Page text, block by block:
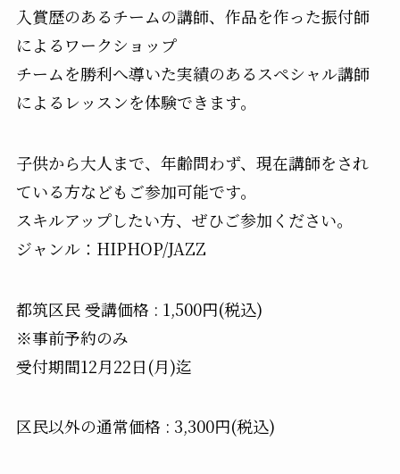
入賞歴のあるチームの講師、作品を作った振付師
によるワークショップ
チームを勝利へ導いた実績のあるスペシャル講師
によるレッスンを体験できます。
子供から大人まで、年齢問わず、現在講師をされ
ている方などもご参加可能です。
スキルアップしたい方、ぜひご参加ください。
ジャンル：HIPHOP/JAZZ
都筑区民 受講価格 : 1,500円(税込)
※事前予約のみ
受付期間12月22日(月)迄
区民以外の通常価格 : 3,300円(税込)